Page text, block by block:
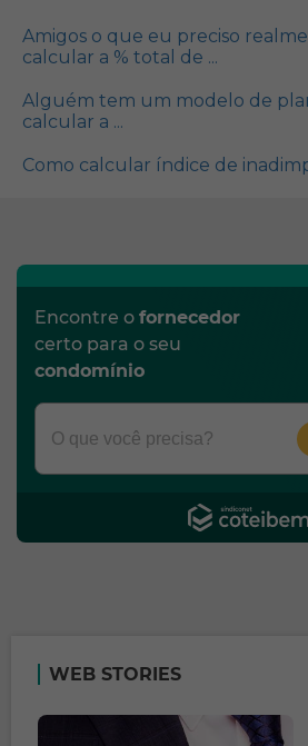
Amigos o que eu preciso
calcular a % total de ...
Alguém tem um modelo de
calcular a ...
Como calcular índice de
Encontre o fornecedor
certo para o seu
condomínio
WEB STORIES